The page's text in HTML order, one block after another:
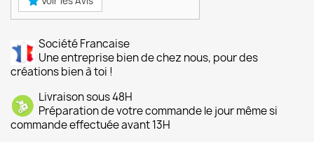
Société Francaise
Une entreprise bien de chez nous, pour des
créations bien à toi !
Livraison sous 48H
Préparation de votre commande le jour même si
commande effectuée avant 13H